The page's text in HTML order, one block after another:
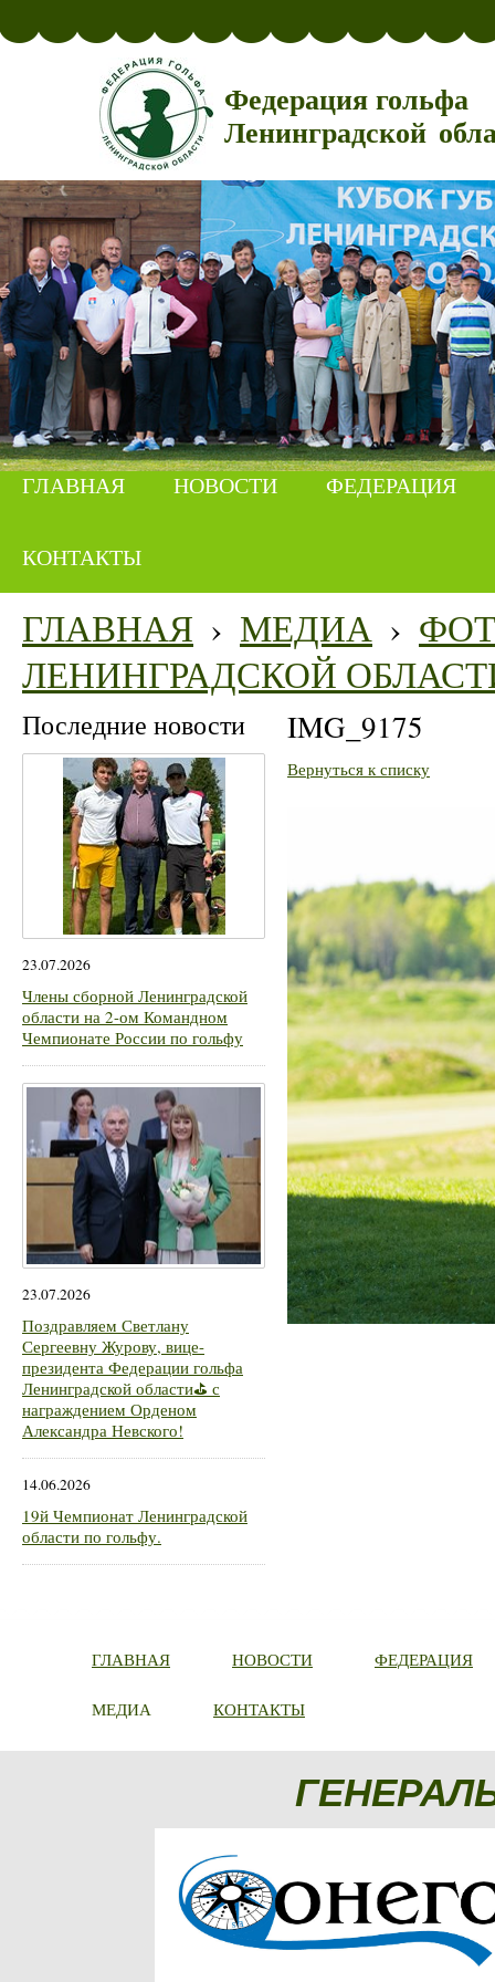
Федерация гольфа
Ленинградской
ГЛАВНАЯ НОВОСТИ ФЕДЕРАЦИЯ
КОНТАКТЫ
ГЛАВНАЯ › МЕДИА ›
ЛЕНИНГРАДСКОЙ
Последние новости
23.07.2026
Члены сборной Ленинградской
области на 2-ом Командном
Чемпионате России по гольфу
23.07.2026
Поздравляем Светлану
Сергеевну Журову, вице-
президента Федерации гольфа
Ленинградской области⛳ с
награждением Орденом
Александра Невского!
14.06.2026
19й Чемпионат Ленинградской
области по гольфу.
IMG_9175
Вернуться к списку
ГЛАВНАЯ НОВОСТИ ФЕДЕРАЦИЯ
МЕДИА КОНТАКТЫ